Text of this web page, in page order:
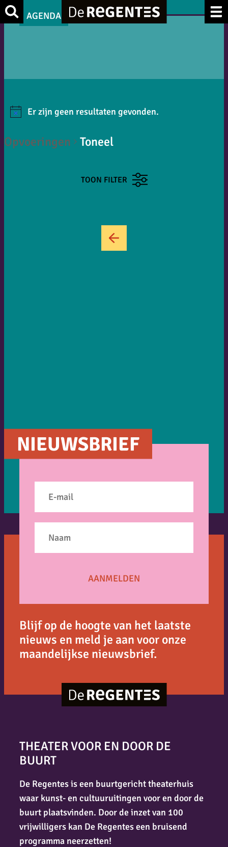
Zoek
AGENDA
Er zijn geen resultaten gevonden.
Opvoeringen Toneel
TOON FILTER
NIEUWSBRIEF
Blijf op de hoogte van het laatste
nieuws en meld je aan voor onze
maandelijkse nieuwsbrief.
THEATER VOOR EN DOOR DE
BUURT
De Regentes is een buurtgericht theaterhuis
waar kunst- en cultuuruitingen voor en door de
buurt plaatsvinden. Door de inzet van 100
vrijwilligers kan De Regentes een bruisend
programma neerzetten!